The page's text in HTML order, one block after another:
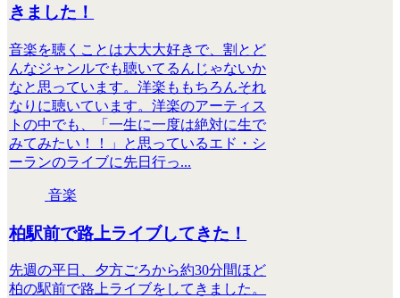
きました！
音楽を聴くことは大大大好きで、割とど
んなジャンルでも聴いてるんじゃないか
なと思っています。洋楽ももちろんそれ
なりに聴いています。洋楽のアーティス
トの中でも、「一生に一度は絶対に生で
みてみたい！！」と思っているエド・シ
ーランのライブに先日行っ...
音楽
柏駅前で路上ライブしてきた！
先週の平日、夕方ごろから約30分間ほど
柏の駅前で路上ライブをしてきました。